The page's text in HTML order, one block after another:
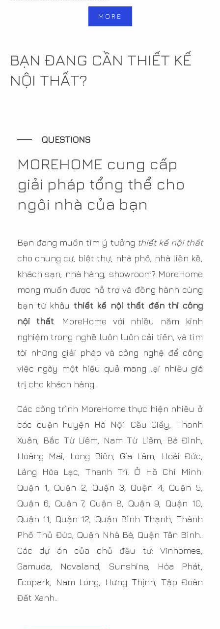
MORE
BẠN ĐANG CẦN THIẾT KẾ
NỘI THẤT?
QUESTIONS
MOREHOME cung cấp
giải pháp tổng thể cho
ngôi nhà của bạn
Bạn đang muốn tìm ý tưởng thiết kế nội thất
cho chung cư, biệt thự, nhà phố, nhà liền kề,
khách sạn, nhà hàng, showroom? MoreHome
mong muốn được hỗ trợ và đồng hành cùng
bạn từ khâu thiết kế nội thất đến thi công
nội thất. MoreHome với nhiều năm kinh
nghiệm trong nghề luôn luôn cải tiến, và tìm
tòi những giải pháp và công nghệ để công
việc ngày một hiệu quả mang lại nhiều giá
trị cho khách hàng.
Các công trình MoreHome thực hiện nhiều ở
các quận huyện Hà Nội: Cầu Giấy, Thanh
Xuân, Bắc Từ Liêm, Nam Từ Liêm, Bà Đình,
Hoàng Mai, Long Biên, Gia Lâm, Hoài Đức,
Láng Hòa Lạc, Thanh Trì. Ở Hồ Chí Minh:
Quận 1, Quận 2, Quận 3, Quận 4, Quận 5,
Quận 6, Quận 7, Quận 8, Quận 9, Quận 10,
Quận 11, Quận 12, Quận Bình Thạnh, Thành
Phố Thủ Đức, Quận Nhà Bè, Quận Tân Bình..
Các dự án của chủ đầu tư: Vinhomes,
Gamuda, Novaland, Sunshine, Hòa Phát,
Ecopark, Nam Long, Hưng Thịnh, Tập Đoàn
Đất Xanh..